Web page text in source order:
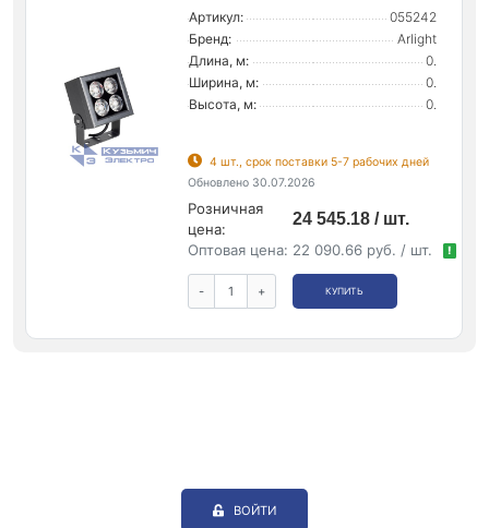
Артикул:
055242
Бренд:
Arlight
Длина, м:
0.
Ширина, м:
0.
Высота, м:
0.
4 шт., срок поставки 5-7 рабочих дней
Обновлено 30.07.2026
Розничная
цена:
24 545.18 / шт.
Оптовая цена: 22 090.66 руб. / шт. !
- + КУПИТЬ
ВОЙТИ